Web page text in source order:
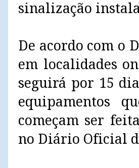
sinalização
De acordo com o
em localidades
seguirá por 15
equipamentos
começam ser
no Diário Oficial